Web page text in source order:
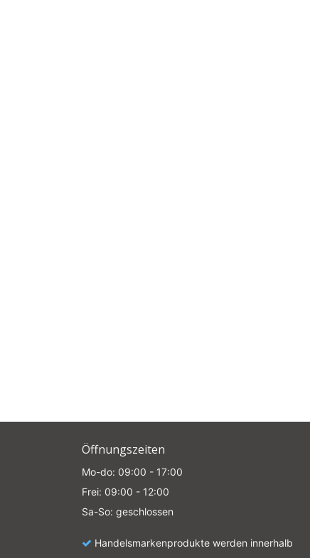
Öffnungszeiten
Mo-do: 09:00 - 17:00
Frei: 09:00 - 12:00
Sa-So: geschlossen
Handelsmarkenprodukte werden innerhalb